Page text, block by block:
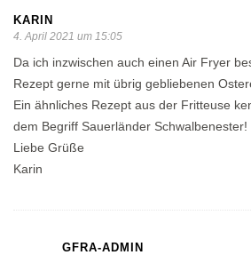
KARIN
4. April 2021 um 15:05
Da ich inzwischen auch einen Air Fryer
Rezept gerne mit übrig gebliebenen
Ein ähnliches Rezept aus der Fritteuse
dem Begriff Sauerländer Schwalbenester!
Liebe Grüße
Karin
GFRA-ADMIN